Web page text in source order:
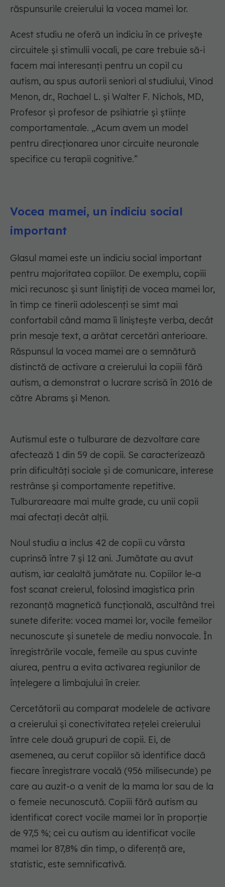
răspunsurile creierului la vocea mamei lor.
Acest studiu ne oferă un indiciu în ce privește
circuitele și stimulii vocali, pe care trebuie să-i
facem mai interesanți pentru un copil cu
autism, au spus autorii seniori al studiului, Vinod
Menon, dr., Rachael L. și Walter F. Nichols, MD,
Profesor și profesor de psihiatrie și științe
comportamentale. „Acum avem un model
pentru direcționarea unor circuite neuronale
specifice cu terapii cognitive.”
Vocea mamei, un indiciu social
important
Glasul mamei este un indiciu social important
pentru majoritatea copiilor. De exemplu, copiii
mici recunosc și sunt liniștiți de vocea mamei lor,
în timp ce tinerii adolescenți se simt mai
confortabil când mama îi liniștește verba, decât
prin mesaje text, a arătat cercetări anterioare.
Răspunsul la vocea mamei are o semnătură
distinctă de activare a creierului la copiii fără
autism, a demonstrat o lucrare scrisă în 2016 de
către Abrams și Menon.
Autismul este o tulburare de dezvoltare care
afectează 1 din 59 de copii. Se caracterizează
prin dificultăți sociale și de comunicare, interese
restrânse și comportamente repetitive.
Tulburareaare mai multe grade, cu unii copii
mai afectați decât alții.
Noul studiu a inclus 42 de copii cu vârsta
cuprinsă între 7 și 12 ani. Jumătate au avut
autism, iar cealaltă jumătate nu. Copiilor le-a
fost scanat creierul, folosind imagistica prin
rezonanță magnetică funcțională, ascultând trei
sunete diferite: vocea mamei lor, vocile femeilor
necunoscute și sunetele de mediu nonvocale. În
înregistrările vocale, femeile au spus cuvinte
aiurea, pentru a evita activarea regiunilor de
înțelegere a limbajului în creier.
Cercetătorii au comparat modelele de activare
a creierului și conectivitatea rețelei creierului
între cele două grupuri de copii. Ei, de
asemenea, au cerut copiilor să identifice dacă
fiecare înregistrare vocală (956 milisecunde) pe
care au auzit-o a venit de la mama lor sau de la
o femeie necunoscută. Copiii fără autism au
identificat corect vocile mamei lor în proporție
de 97,5 %; cei cu autism au identificat vocile
mamei lor 87,8% din timp, o diferență are,
statistic, este semnificativă.